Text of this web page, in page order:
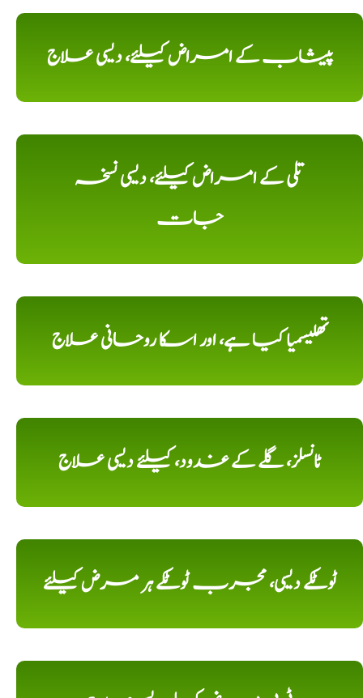
پیشاب کے امراض کیلئے، دیسی علاج
تلی کے امراض کیلئے، دیسی نسخہ
جات
تھلیسمیا کیا ہے، اور اسکا روحانی علاج
ٹانسلز، گلے کے غدود، کیلئے دیسی علاج
ٹوٹکے دیسی، مجرب ٹوٹکے ہر مرض کیلئے